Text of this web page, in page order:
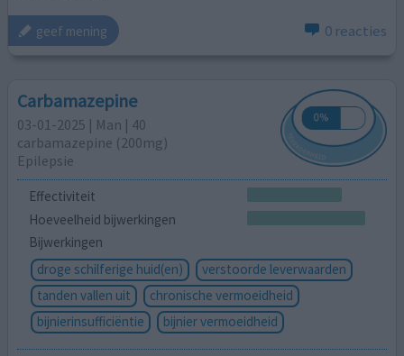
geef mening 0 reacties
Carbamazepine
03-01-2025 | Man | 40
carbamazepine (200mg)
Epilepsie
Effectiviteit
Hoeveelheid bijwerkingen
Bijwerkingen
droge schilferige huid(en)
verstoorde leverwaarden
tanden vallen uit
chronische vermoeidheid
bijnierinsufficiëntie
bijnier vermoeidheid